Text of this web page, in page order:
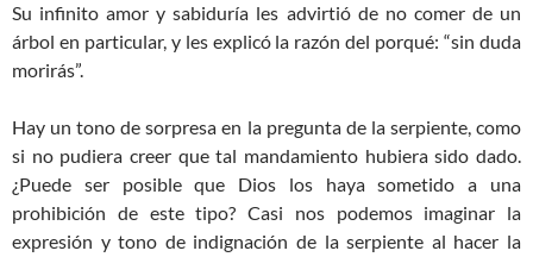
Su infinito amor y sabiduría les advirtió de no comer de un
árbol en particular, y les explicó la razón del porqué: “sin duda
morirás”.
Hay un tono de sorpresa en la pregunta de la serpiente, como
si no pudiera creer que tal mandamiento hubiera sido dado.
¿Puede ser posible que Dios los haya sometido a una
prohibición de este tipo? Casi nos podemos imaginar la
expresión y tono de indignación de la serpiente al hacer la